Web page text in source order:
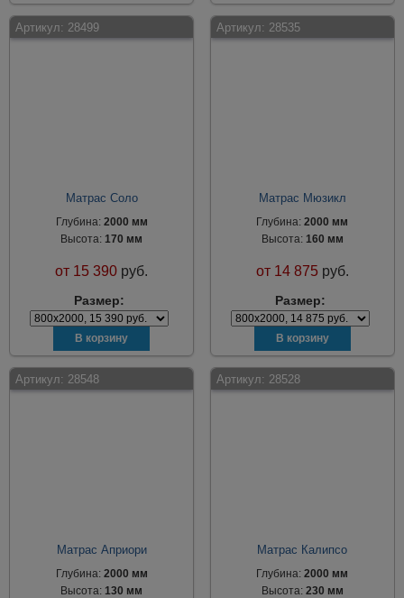
Артикул: 28499
Матрас Соло
Глубина: 2000 мм
Высота:170 мм
от 15 390 руб.
Размер:
Артикул: 28535
Матрас Мюзикл
Глубина:2000 мм
Высота: 160 мм
от14 875 руб.
Размер:
Артикул: 28548
Матрас Априори
Глубина: 2000 мм
Высота:130 мм
Артикул: 28528
Матрас Калипсо
Глубина:2000 мм
Высота: 230 мм